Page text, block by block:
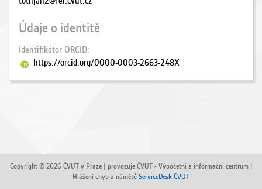
Údaje o identitě
Identifikátor ORCID
https://orcid.org/0000-0003-2663-248X
Copyright © 2026 ČVUT v Praze | provozuje ČVUT - Výpočetní a informační centrum |
Hlášení chyb a námětů ServiceDesk ČVUT